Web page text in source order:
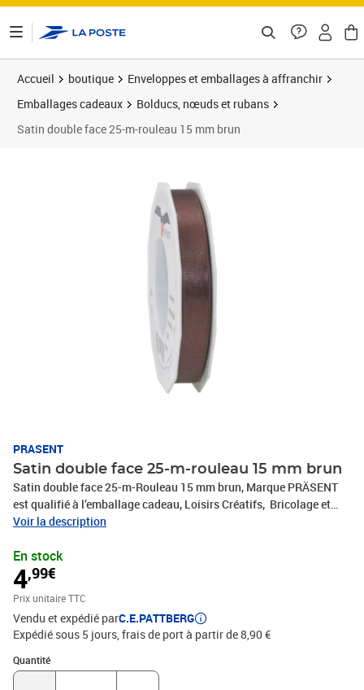
Accueil boutique
Enveloppes et emballages à affranchir
Emballages cadeaux
Bolducs, nœuds et rubans
Satin double face 25-m-rouleau 15 mm brun
PRASENT
Satin double face 25-m-rouleau 15 mm brun
Satin double face 25-m-Rouleau 15 mm brun, Marque PRÄSENT
est qualifié à l’emballage cadeau, Loisirs Créatifs, Bricolage et
tous vos projets DIY. Le ruban décoratif est produit en Allemagne
cadeau est parfait pour les différents thèmes de commerces et
occasions, comme Noël, anniversaire, mariage, Saint-Valentin ou
Pâques. Laissez-vous inspirer de la diversité de produits de
C.E.PATTBERG et constatez par vous-même les nombreux
avantages de la qualité fabriqué en Allemagne.
Voir la description
En stock
4,99€
Prix unitaire TTC
Vendu et expédié parC.E.PATTBERG
Expédié sous 5 jours, frais de port à partir de 8,90 €
Quantité
Quantité : 1